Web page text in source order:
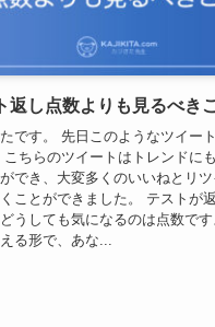
返し点数よりも見るべき
です。 先日このようなツイー
こちらのツイートはトレンドに
でき、大変多くのいいねとリ
ことができました。 テストが
うしても気になるのは点数です
る形で、あな...